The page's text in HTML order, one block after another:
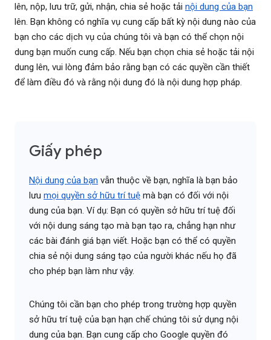
lên, nộp, lưu trữ, gửi, nhận, chia sẻ hoặc tải nội dung của bạn
lên. Bạn không có nghĩa vụ cung cấp bất kỳ nội dung nào của
bạn cho các dịch vụ của chúng tôi và bạn có thể chọn nội
dung bạn muốn cung cấp. Nếu bạn chọn chia sẻ hoặc tải nội
dung lên, vui lòng đảm bảo rằng bạn có các quyền cần thiết
để làm điều đó và rằng nội dung đó là nội dung hợp pháp.
Giấy phép
Nội dung của bạn vẫn thuộc về bạn, nghĩa là bạn bảo
lưu mọi quyền sở hữu trí tuệ mà bạn có đối với nội
dung của bạn. Ví dụ: Bạn có quyền sở hữu trí tuệ đối
với nội dung sáng tạo mà bạn tạo ra, chẳng hạn như
các bài đánh giá bạn viết. Hoặc bạn có thể có quyền
chia sẻ nội dung sáng tạo của người khác nếu họ đã
cho phép bạn làm như vậy.
Chúng tôi cần bạn cho phép trong trường hợp quyền
sở hữu trí tuệ của bạn hạn chế chúng tôi sử dụng nội
dung của bạn. Bạn cung cấp cho Google quyền đó